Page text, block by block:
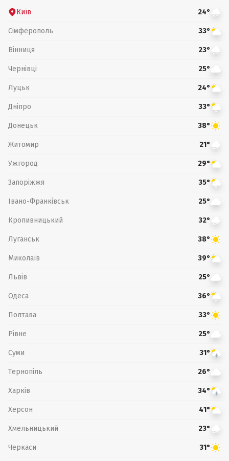
Київ 24°
Сімферополь 33°
Вінниця 23°
Чернівці 25°
Луцьк 24°
Дніпро 33°
Донецьк 38°
Житомир 21°
Ужгород 29°
Запоріжжя 35°
Івано-Франківськ 25°
Кропивницький 32°
Луганськ 38°
Миколаїв 39°
Львів 25°
Одеса 36°
Полтава 33°
Рівне 25°
Суми 31°
Тернопіль 26°
Харків 34°
Херсон 41°
Хмельницький 23°
Черкаси 31°